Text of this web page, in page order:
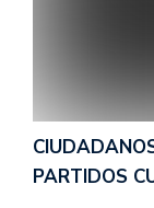
PARTIDOS